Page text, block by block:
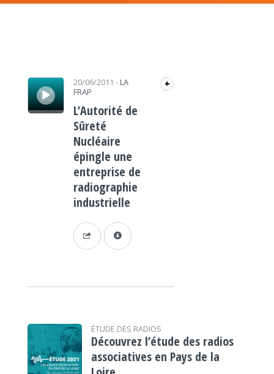
Lecteur audio 20/06/2011 - LA
FRAP
+
L’Autorité de
Sûreté
Nucléaire
épingle une
entreprise de
radiographie
industrielle
ÉTUDE DES RADIOS
Découvrez l’étude des radios
associatives en Pays de la